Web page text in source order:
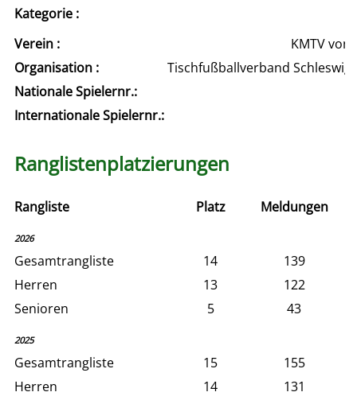
Kategorie :
Verein :
KMTV von
Organisation :
Tischfußballverband
Nationale Spielernr.:
Internationale Spielernr.:
Ranglistenplatzierungen
Rangliste Platz Meldungen
2026
Gesamtrangliste 14
139
Herren
13
122
Senioren
5 43
2025
Gesamtrangliste 15
155
Herren
14
131